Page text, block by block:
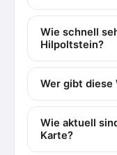
Wie schnell
Hilpoltstein?
Wer gibt diese
Wie aktuell
Karte?